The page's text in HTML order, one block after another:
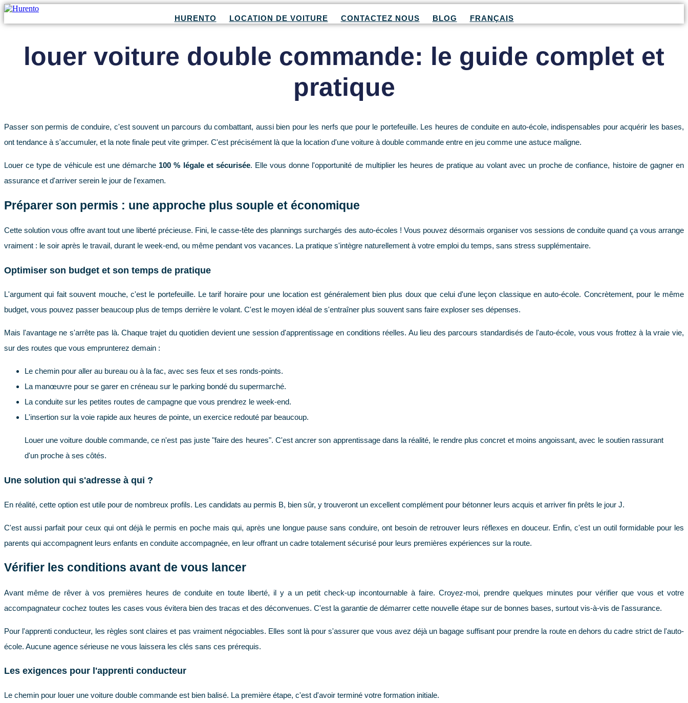
HURENTO LOCATION DE VOITURE CONTACTEZ NOUS BLOG FRANÇAIS
louer voiture double commande: le guide complet et
pratique
Passer son permis de conduire, c'est souvent un parcours du combattant, aussi bien pour les nerfs que pour le portefeuille. Les heures de conduite en auto-école, indispensables pour acquérir les bases,
ont tendance à s'accumuler, et la note finale peut vite grimper. C'est précisément là que la location d'une voiture à double commande entre en jeu comme une astuce maligne.
Louer ce type de véhicule est une démarche 100 % légale et sécurisée. Elle vous donne l'opportunité de multiplier les heures de pratique au volant avec un proche de confiance, histoire de gagner en
assurance et d'arriver serein le jour de l'examen.
Préparer son permis : une approche plus souple et économique
Cette solution vous offre avant tout une liberté précieuse. Fini, le casse-tête des plannings surchargés des auto-écoles ! Vous pouvez désormais organiser vos sessions de conduite quand ça vous arrange
vraiment : le soir après le travail, durant le week-end, ou même pendant vos vacances. La pratique s'intègre naturellement à votre emploi du temps, sans stress supplémentaire.
Optimiser son budget et son temps de pratique
L'argument qui fait souvent mouche, c'est le portefeuille. Le tarif horaire pour une location est généralement bien plus doux que celui d'une leçon classique en auto-école. Concrètement, pour le même
budget, vous pouvez passer beaucoup plus de temps derrière le volant. C'est le moyen idéal de s'entraîner plus souvent sans faire exploser ses dépenses.
Mais l'avantage ne s'arrête pas là. Chaque trajet du quotidien devient une session d'apprentissage en conditions réelles. Au lieu des parcours standardisés de l'auto-école, vous vous frottez à la vraie vie,
sur des routes que vous emprunterez demain :
Le chemin pour aller au bureau ou à la fac, avec ses feux et ses ronds-points.
La manœuvre pour se garer en créneau sur le parking bondé du supermarché.
La conduite sur les petites routes de campagne que vous prendrez le week-end.
L'insertion sur la voie rapide aux heures de pointe, un exercice redouté par beaucoup.
Louer une voiture double commande, ce n'est pas juste "faire des heures". C'est ancrer son apprentissage dans la réalité, le rendre plus concret et moins angoissant, avec le soutien rassurant
d'un proche à ses côtés.
Une solution qui s'adresse à qui ?
En réalité, cette option est utile pour de nombreux profils. Les candidats au permis B, bien sûr, y trouveront un excellent complément pour bétonner leurs acquis et arriver fin prêts le jour J.
C'est aussi parfait pour ceux qui ont déjà le permis en poche mais qui, après une longue pause sans conduire, ont besoin de retrouver leurs réflexes en douceur. Enfin, c'est un outil formidable pour les
parents qui accompagnent leurs enfants en conduite accompagnée, en leur offrant un cadre totalement sécurisé pour leurs premières expériences sur la route.
Vérifier les conditions avant de vous lancer
Avant même de rêver à vos premières heures de conduite en toute liberté, il y a un petit check-up incontournable à faire. Croyez-moi, prendre quelques minutes pour vérifier que vous et votre
accompagnateur cochez toutes les cases vous évitera bien des tracas et des déconvenues. C'est la garantie de démarrer cette nouvelle étape sur de bonnes bases, surtout vis-à-vis de l'assurance.
Pour l'apprenti conducteur, les règles sont claires et pas vraiment négociables. Elles sont là pour s'assurer que vous avez déjà un bagage suffisant pour prendre la route en dehors du cadre strict de l'auto-
école. Aucune agence sérieuse ne vous laissera les clés sans ces prérequis.
Les exigences pour l'apprenti conducteur
Le chemin pour louer une voiture double commande est bien balisé. La première étape, c'est d'avoir terminé votre formation initiale.